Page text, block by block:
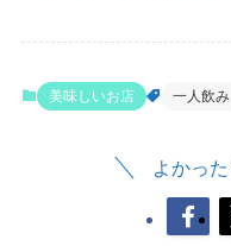
美味しいお店 一人飲み
よかっ